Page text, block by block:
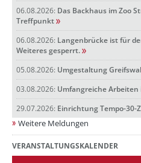
06.08.2026: Das Backhaus im Zoo
Treffpunkt
06.08.2026: Langenbrücke ist für
Weiteres gesperrt.
05.08.2026: Umgestaltung
03.08.2026: Umfangreiche
29.07.2026: Einrichtung Tempo-30-
Weitere Meldungen
VERANSTALTUNGSKALENDER